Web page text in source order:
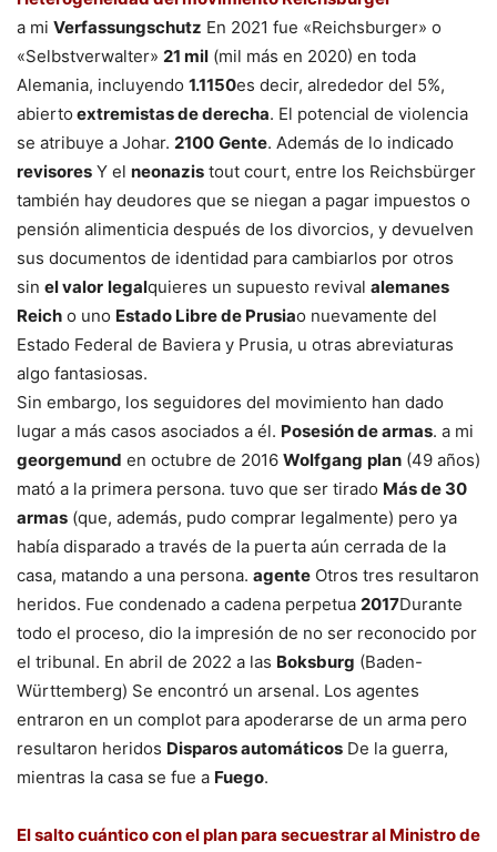
a mi Verfassungschutz En 2021 fue «Reichsburger» o
«Selbstverwalter» 21 mil (mil más en 2020) en toda
Alemania, incluyendo 1.1150es decir, alrededor del 5%,
abierto extremistas de derecha. El potencial de violencia
se atribuye a Johar. 2100 Gente. Además de lo indicado
revisores Y el neonazis tout court, entre los Reichsbürger
también hay deudores que se niegan a pagar impuestos o
pensión alimenticia después de los divorcios, y devuelven
sus documentos de identidad para cambiarlos por otros
sin el valor legalquieres un supuesto revival alemanes
Reich o uno Estado Libre de Prusiao nuevamente del
Estado Federal de Baviera y Prusia, u otras abreviaturas
algo fantasiosas.
Sin embargo, los seguidores del movimiento han dado
lugar a más casos asociados a él. Posesión de armas. a mi
georgemund en octubre de 2016 Wolfgang plan (49 años)
mató a la primera persona. tuvo que ser tirado Más de 30
armas (que, además, pudo comprar legalmente) pero ya
había disparado a través de la puerta aún cerrada de la
casa, matando a una persona. agente Otros tres resultaron
heridos. Fue condenado a cadena perpetua 2017Durante
todo el proceso, dio la impresión de no ser reconocido por
el tribunal. En abril de 2022 a las Boksburg (Baden-
Württemberg) Se encontró un arsenal. Los agentes
entraron en un complot para apoderarse de un arma pero
resultaron heridos Disparos automáticos De la guerra,
mientras la casa se fue a Fuego.
El salto cuántico con el plan para secuestrar al Ministro de